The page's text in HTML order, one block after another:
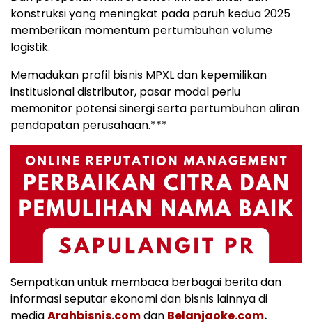
konstruksi yang meningkat pada paruh kedua 2025
memberikan momentum pertumbuhan volume
logistik.
Memadukan profil bisnis MPXL dan kepemilikan
institusional distributor, pasar modal perlu
memonitor potensi sinergi serta pertumbuhan aliran
pendapatan perusahaan.***
Sempatkan untuk membaca berbagai berita dan
informasi seputar ekonomi dan bisnis lainnya di
mediaArahbisnis.comdan Belanjaoke.com.